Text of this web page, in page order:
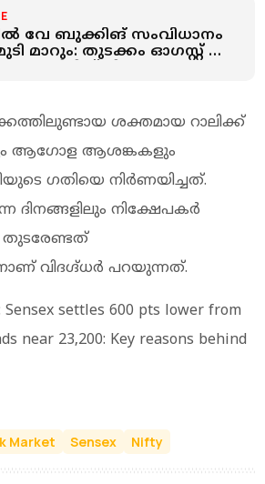
വേ ബുക്കിങ് സംവിധാനം
മാറും: തുടക്കം ഓഗസ്റ്റ് 1
ശക്തമായ റാലിക്ക്
ആഗോള ആശങ്കകളും
ഗതിയെ നിർണയിച്ചത്.
നിക്ഷേപകർ
തുടരേണ്ടത്
വിദഗ്ദ്ധർ പറയുന്നത്.
settles 600 pts lower from
near 23,200: Key reasons behind
Market Sensex Nifty